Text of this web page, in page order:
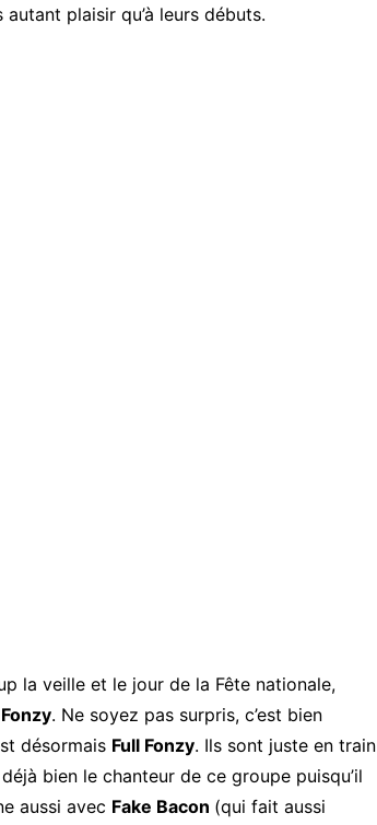
plaisir qu’à leurs débuts.
la veille et le jour de la Fête nationale,
. Ne soyez pas surpris, c’est bien
désormais Full Fonzy. Ils sont juste en train
bien le chanteur de ce groupe puisqu’il
aussi avec Fake Bacon (qui fait aussi